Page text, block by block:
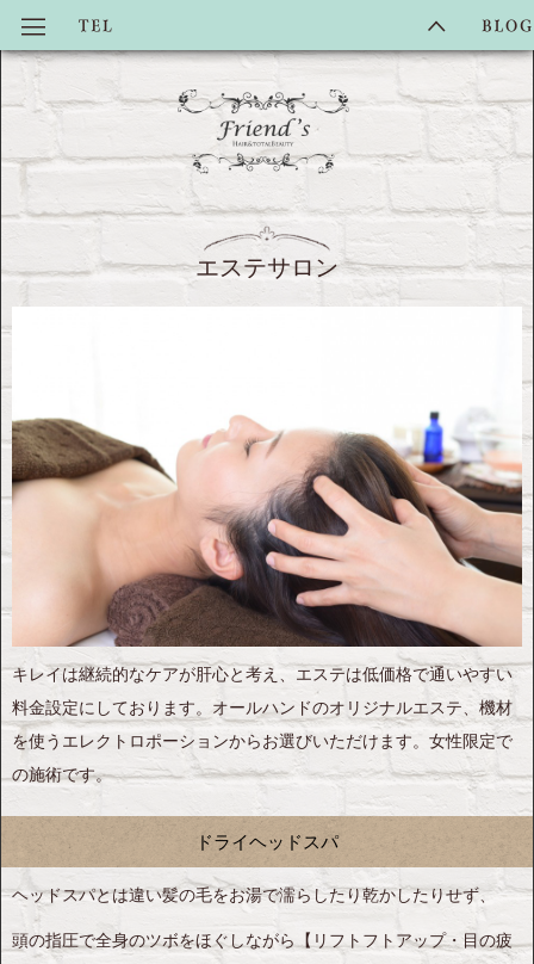
エステサロン
キレイは継続的なケアが肝心と考え、エステは低価格で通いやすい
料金設定にしております。オールハンドのオリジナルエステ、機材
を使うエレクトロポーションからお選びいただけます。女性限定で
の施術です。
ドライヘッドスパ
ヘッドスパとは違い髪の毛をお湯で濡らしたり乾かしたりせず、
頭の指圧で全身のツボをほぐしながら【リフトフトアップ・目の疲